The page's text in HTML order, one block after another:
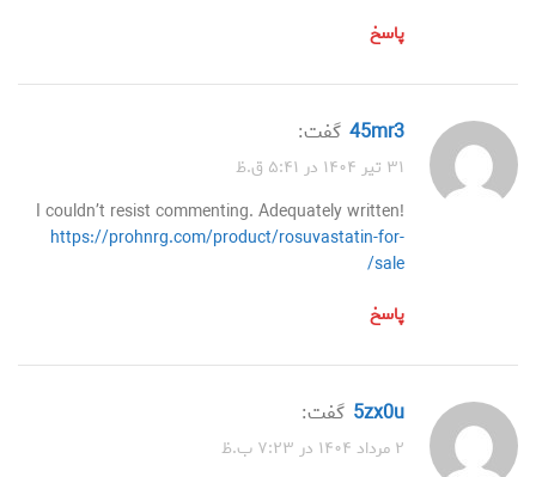
پاسخ
45mr3 گفت:
۳۱ تیر ۱۴۰۴ در ۵:۴۱ ق.ظ
I couldn’t resist commenting. Adequately written!
https://prohnrg.com/product/rosuvastatin-for-
sale/
پاسخ
5zx0u گفت:
۲ مرداد ۱۴۰۴ در ۷:۲۳ ب.ظ